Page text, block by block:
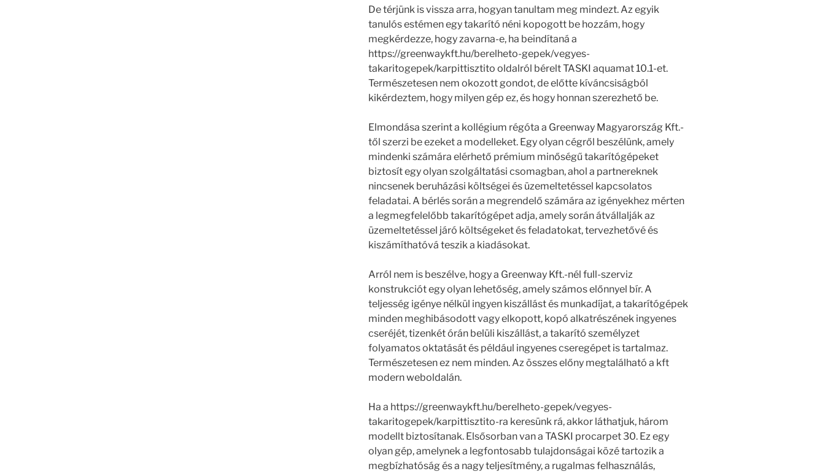
De térjünk is vissza arra, hogyan tanultam meg mindezt. Az egyik
tanulós estémen egy takarító néni kopogott be hozzám, hogy
megkérdezze, hogy zavarna-e, ha beindítaná a
https://greenwaykft.hu/berelheto-gepek/vegyes-
takaritogepek/karpittisztito oldalról bérelt TASKI aquamat 10.1-et.
Természetesen nem okozott gondot, de előtte kíváncsiságból
kikérdeztem, hogy milyen gép ez, és hogy honnan szerezhető be.
Elmondása szerint a kollégium régóta a Greenway Magyarország Kft.-
től szerzi be ezeket a modelleket. Egy olyan cégről beszélünk, amely
mindenki számára elérhető prémium minőségű takarítógépeket
biztosít egy olyan szolgáltatási csomagban, ahol a partnereknek
nincsenek beruházási költségei és üzemeltetéssel kapcsolatos
feladatai. A bérlés során a megrendelő számára az igényekhez mérten
a legmegfelelőbb takarítógépet adja, amely során átvállalják az
üzemeltetéssel járó költségeket és feladatokat, tervezhetővé és
kiszámíthatóvá teszik a kiadásokat.
Arról nem is beszélve, hogy a Greenway Kft.-nél full-szerviz
konstrukciót egy olyan lehetőség, amely számos előnnyel bír. A
teljesség igénye nélkül ingyen kiszállást és munkadíjat, a takarítógépek
minden meghibásodott vagy elkopott, kopó alkatrészének ingyenes
cseréjét, tizenkét órán belüli kiszállást, a takarító személyzet
folyamatos oktatását és például ingyenes cseregépet is tartalmaz.
Természetesen ez nem minden. Az összes előny megtalálható a kft
modern weboldalán.
Ha a https://greenwaykft.hu/berelheto-gepek/vegyes-
takaritogepek/karpittisztito-ra keresünk rá, akkor láthatjuk, három
modellt biztosítanak. Elsősorban van a TASKI procarpet 30. Ez egy
olyan gép, amelynek a legfontosabb tulajdonságai közé tartozik a
megbízhatóság és a nagy teljesítmény, a rugalmas felhasználás,